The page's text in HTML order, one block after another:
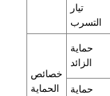
تيار
التسرب
خصائص
الحماية
حماية
الزائد
حماية